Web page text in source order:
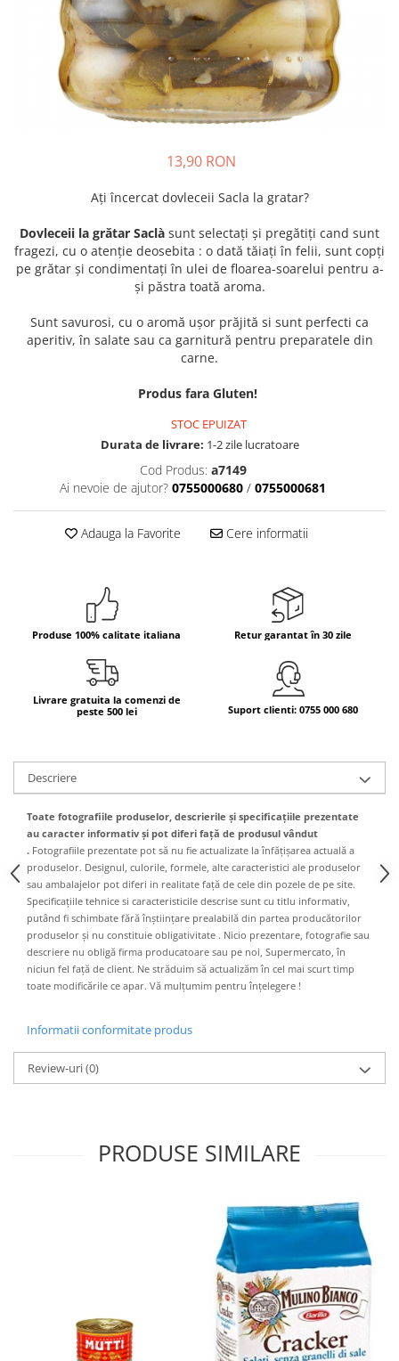
Fructe si legume din Italia
Sosuri Italiene
Sosuri de rosii si pasta de tomate
Sosuri paste
Produse proaspete
Dulciuri italiene
Biscuiti italieni
Prajituri, napolitane, cornuri
italiene
Ciocolata italiana
Snacksuri italiene
Bauturi aperitive, alcoolice
Apa italiana
Pandoro si Balocco
Produse fara gluten
Produse de panificatie
Produse de patiserie
Hartie igienica
Solutii curatat suprafete baie
Solutii anticalcar
Igiena casei
Solutie curatat geamuri
Degresant mobila
Detergenti pardoseli
Geluri de dus pentru Barbati si
Femei din Italia
Spumant de baie
Sapun Lichid sau Solid
Antibacterian Pentru Fata sau
Servetele umede, nazale
Periute de Dinti
Apa de Gura
Igiena intima
Absorbante
13,90 RON
Ați încercat dovleceii Sacla la gratar?
Dovleceii la grătar Saclà sunt selectați și pregătiți cand sunt
fragezi, cu o atenție deosebita : o dată tăiați în felii, sunt copți
pe grătar și condimentați în ulei de floarea-soarelui pentru a-
și păstra toată aroma.
Sunt savurosi, cu o aromă ușor prăjită si sunt perfecti ca
aperitiv, în salate sau ca garnitură pentru preparatele din
carne.
Produs fara Gluten!
STOC EPUIZAT
Durata de livrare: 1-2 zile lucratoare
Cod Produs: a7149
Ai nevoie de ajutor? 0755000680 / 0755000681
Adauga la Favorite Cere informatii
Produse 100% calitate italiana Retur garantat în 30 zile
Livrare gratuita la comenzi de
peste 500 lei
Suport clienti: 0755 000 680
Descriere
Toate fotografiile produselor, descrierile și specificațiile prezentate
au caracter informativ și pot diferi față de produsul vândut
. Fotografiile prezentate pot să nu fie actualizate la înfățișarea actuală a
produselor. Designul, culorile, formele, alte caracteristici ale produselor
sau ambalajelor pot diferi in realitate față de cele din pozele de pe site.
Specificațiile tehnice si caracteristicile descrise sunt cu titlu informativ,
putând fi schimbate fără înștiințare prealabilă din partea producătorilor
produselor și nu constituie obligativitate . Nicio prezentare, fotografie sau
descriere nu obligă firma producatoare sau pe noi, Supermercato, în
niciun fel față de client. Ne străduim să actualizăm în cel mai scurt timp
toate modificările ce apar. Vă mulțumim pentru înțelegere !
Informatii conformitate produs
Review-uri(0)
PRODUSE SIMILARE